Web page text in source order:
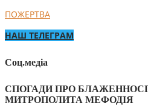
ПОЖЕРТВА
НАШ ТЕЛЕГРАМ
Соц.медіа
СПОГАДИ ПРО
МИТРОПОЛИТА МЕФОДІЯ